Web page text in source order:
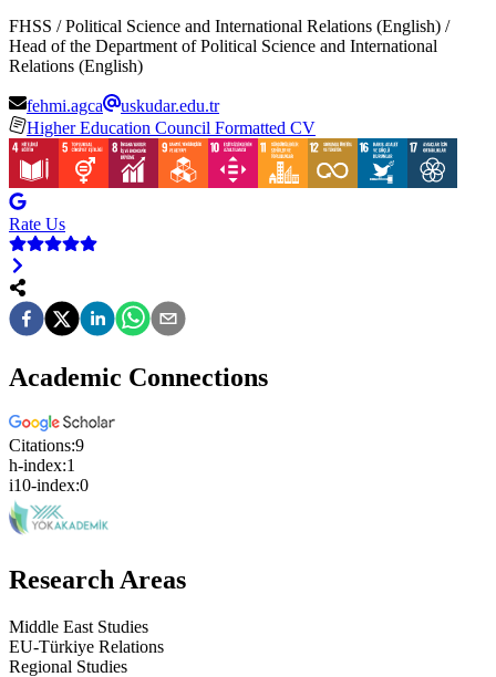
FHSS / Political Science and International Relations (English) /
Head of the Department of Political Science and International
Relations (English)
fehmi.agca
uskudar.edu.tr
Higher Education Council Formatted CV
Rate Us
Academic Connections
Citations:9
h-index:1
i10-index:0
Research Areas
Middle East Studies
EU-Türkiye Relations
Regional Studies